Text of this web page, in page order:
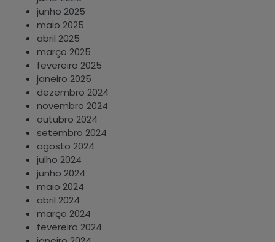
junho 2025
maio 2025
abril 2025
março 2025
fevereiro 2025
janeiro 2025
dezembro 2024
novembro 2024
outubro 2024
setembro 2024
agosto 2024
julho 2024
junho 2024
maio 2024
abril 2024
março 2024
fevereiro 2024